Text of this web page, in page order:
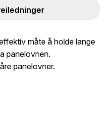
måte å holde lange
panelovnen.
panelovner.